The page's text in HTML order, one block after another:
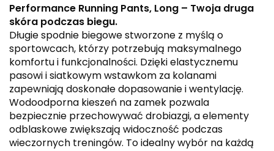
Performance Running Pants, Long – Twoja druga
skóra podczas biegu.
Długie spodnie biegowe stworzone z myślą o
sportowcach, którzy potrzebują maksymalnego
komfortu i funkcjonalności. Dzięki elastycznemu
pasowi i siatkowym wstawkom za kolanami
zapewniają doskonałe dopasowanie i wentylację.
Wodoodporna kieszeń na zamek pozwala
bezpiecznie przechowywać drobiazgi, a elementy
odblaskowe zwiększają widoczność podczas
wieczornych treningów. To idealny wybór na każdą